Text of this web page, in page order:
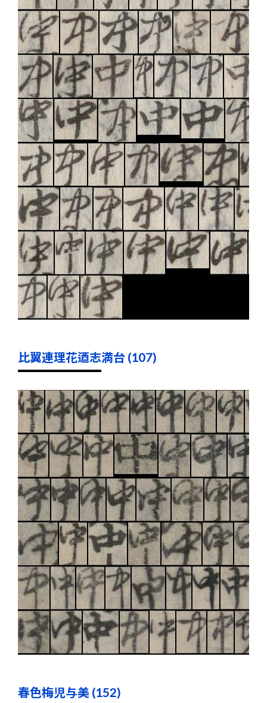
比翼連理花迺志満台 (107)
春色梅児与美 (152)